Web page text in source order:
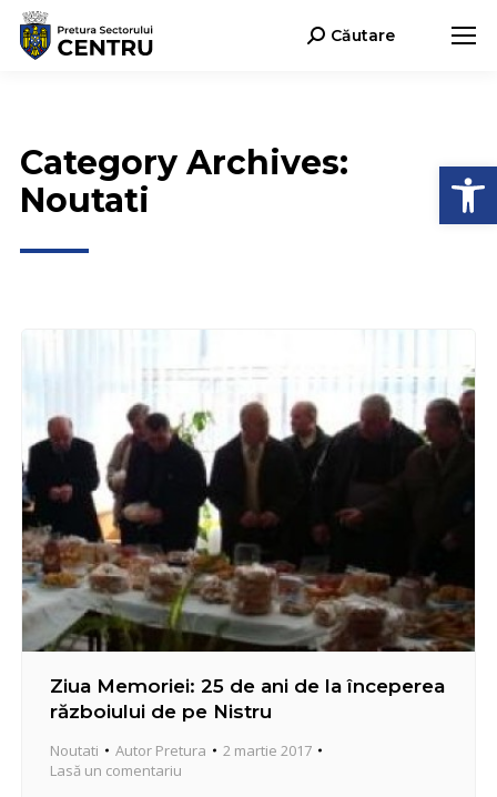
Search:Căutare
Category Archives:
Noutati
Ziua Memoriei: 25 de ani de la începerea
războiului de pe Nistru
Noutati Autor Pretura
2 martie 2017
Lasă un comentariu